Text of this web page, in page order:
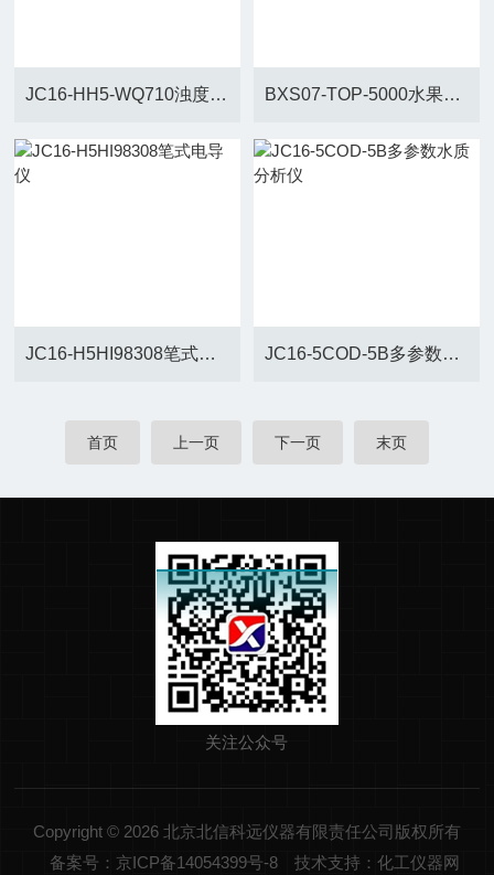
JC16-HH5-WQ710浊度传感器 BXS07-TOP-5000水果甜度酸度分析仪
JC16-H5HI98308笔式电导仪 JC16-5COD-5B多参数水质分析仪
首页 上一页 下一页 末页
关注公众号
Copyright © 2026 北京北信科远仪器有限责任公司版权所有
备案号：京ICP备14054399号-8
技术支持：化工仪器网